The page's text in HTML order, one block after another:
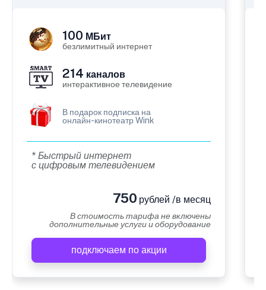
100 МБит
безлимитный интернет
214 каналов
интерактивное телевидение
В подарок подписка на
онлайн-кинотеатр Wink
* Быстрый интернет
с цифровым телевидением
750 рублей /в месяц
В стоимость тарифа не включены
дополнительные услуги и оборудование
подключаем по акции